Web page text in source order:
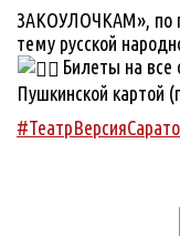
ЗАКОУЛОЧКАМ», по
тему русской
Билеты на все
Пушкинской картой